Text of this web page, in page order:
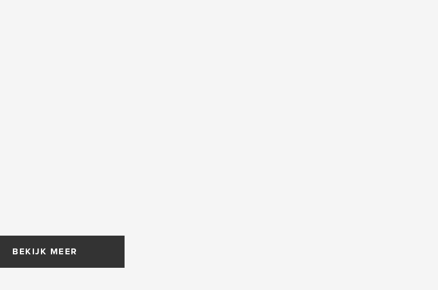
BEKIJK MEER